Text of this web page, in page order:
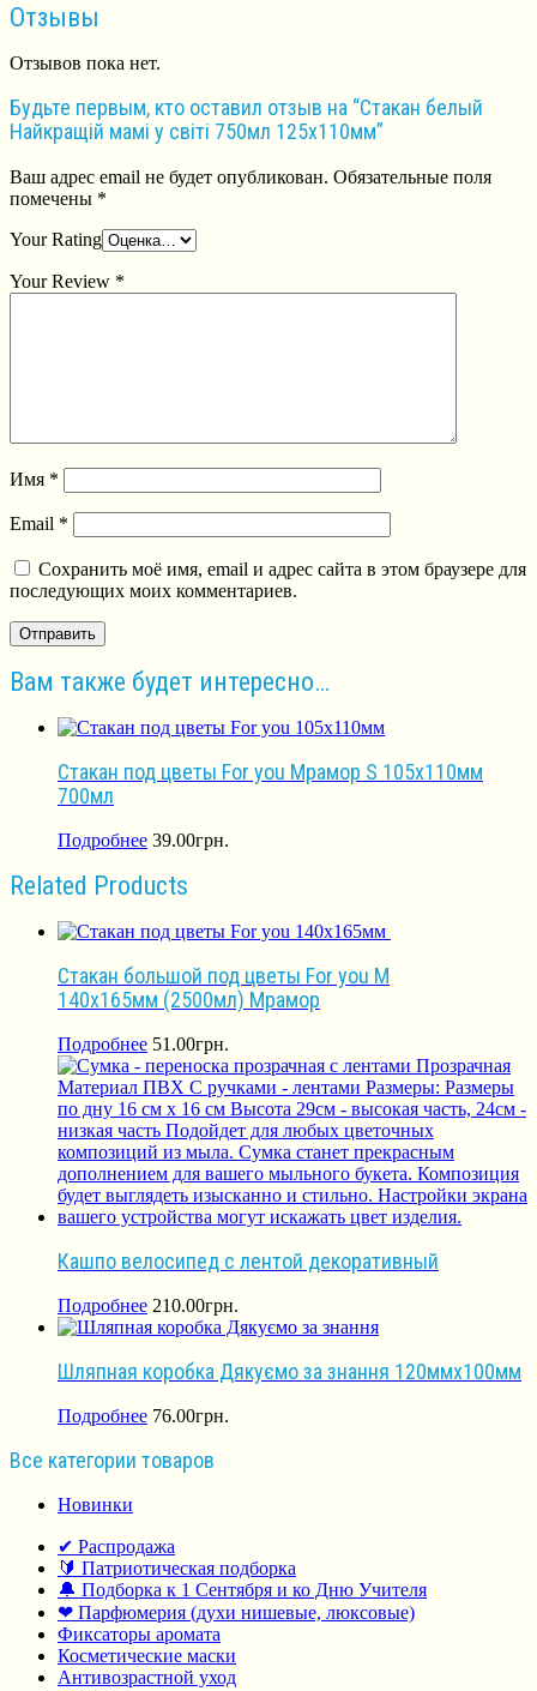
Отзывы
Отзывов пока нет.
Будьте первым, кто оставил отзыв на “Стакан белый
Найкращій мамі у світі 750мл 125х110мм”
Ваш адрес email не будет опубликован. Обязательные поля
помечены *
Your Rating
Your Review *
Имя *
Email *
Сохранить моё имя, email и адрес сайта в этом браузере для
последующих моих комментариев.
Вам также будет интересно…
Стакан под цветы For you Мрамор S 105х110мм
700мл
Подробнее 39.00грн.
Related Products
Стакан большой под цветы For you М
140х165мм (2500мл) Мрамор
Подробнее 51.00грн.
Кашпо велосипед с лентой декоративный
Подробнее 210.00грн.
Шляпная коробка Дякуємо за знання 120ммх100мм
Подробнее 76.00грн.
Все категории товаров
Новинки
✔ Распродажа
🔰 Патриотическая подборка
🔔 Подборка к 1 Сентября и ко Дню Учителя
❤ Парфюмерия (духи нишевые, люксовые)
Фиксаторы аромата
Косметические маски
Антивозрастной уход